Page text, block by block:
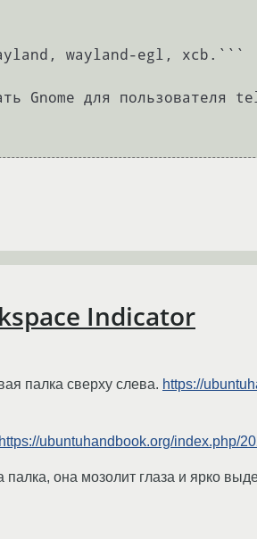
wayland-egl, xcb.```
Gnome для пользователя
Indicator
палка сверху слева. https://
https://ubuntuhandbook.org/index.php/
она мозолит глаза и ярко